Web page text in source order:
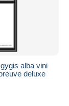
alba vini
deluxe